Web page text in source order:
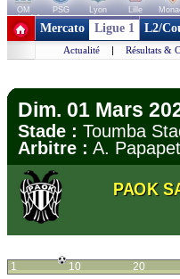
OM PSG Lyon Lille
+ de clubs
Mercato Ligue 1 L2/
Actualité | Résultats &
Dim. 01 Mars
Stade : Toumba
Arbitre : A.
PAOK
1 10 20